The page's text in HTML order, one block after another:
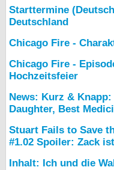
Starttermine
Deutschland
Chicago Fire -
Chicago Fire -
Hochzeitsfeier
News: Kurz &
Daughter, Best
Stuart Fails to Save
#1.02 Spoiler: Zack
Inhalt: Ich und die